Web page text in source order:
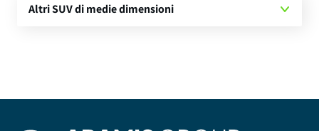
Altri SUV di medie dimensioni